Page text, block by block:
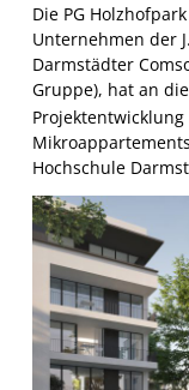
Die PG
Unternehmen der
Darmstädter
Gruppe), hat an die
Hochschule